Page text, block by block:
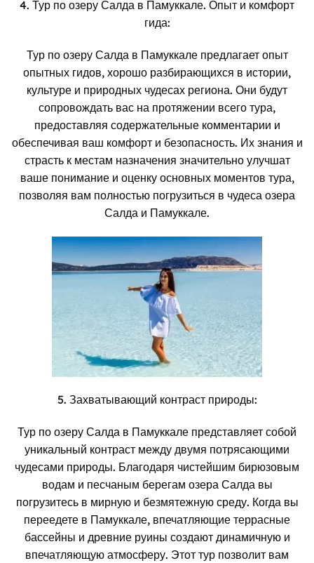
4. Тур по озеру Салда в Памуккале. Опыт и комфорт
гида:
Тур по озеру Салда в Памуккале предлагает опыт
опытных гидов, хорошо разбирающихся в истории,
культуре и природных чудесах региона. Они будут
сопровождать вас на протяжении всего тура,
предоставляя содержательные комментарии и
обеспечивая ваш комфорт и безопасность. Их знания и
страсть к местам назначения значительно улучшат
ваше понимание и оценку основных моментов тура,
позволяя вам полностью погрузиться в чудеса озера
Салда и Памуккале.
5. Захватывающий контраст природы:
Тур по озеру Салда в Памуккале представляет собой
уникальный контраст между двумя потрясающими
чудесами природы. Благодаря чистейшим бирюзовым
водам и песчаным берегам озера Салда вы
погрузитесь в мирную и безмятежную среду. Когда вы
переедете в Памуккале, впечатляющие террасные
бассейны и древние руины создают динамичную и
впечатляющую атмосферу. Этот тур позволит вам